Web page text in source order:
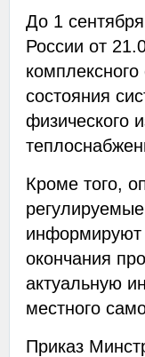
До 1
России от
состояния
физического
Кроме того,
информируют
окончания
актуальную
местного
Приказ